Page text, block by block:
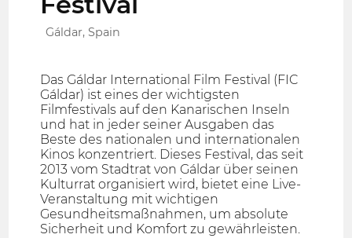
Gáldar, Spain
Das Gáldar International Film Festival (FIC
Gáldar) ist eines der wichtigsten
Filmfestivals auf den Kanarischen Inseln
und hat in jeder seiner Ausgaben das
Beste des nationalen und internationalen
Kinos konzentriert. Dieses Festival, das seit
2013 vom Stadtrat von Gáldar über seinen
Kulturrat organisiert wird, bietet eine Live-
Veranstaltung mit wichtigen
Gesundheitsmaßnahmen, um absolute
Sicherheit und Komfort zu gewährleisten.